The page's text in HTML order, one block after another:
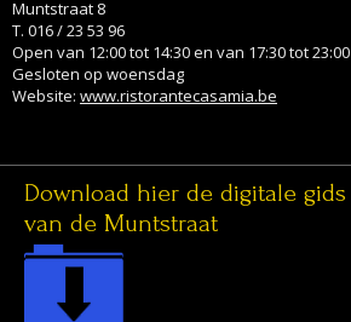
Muntstraat 8
T. 016 / 23 53 96
Open van 12:00 tot 14:30 en van 17:30 tot 23:00
Gesloten op woensdag
Website: www.ristorantecasamia.be
Download hier de digitale gids
van de Muntstraat